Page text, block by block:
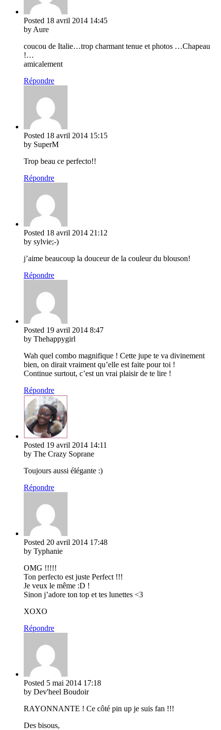
Posted 18 avril 2014 14:45
by Aure
coucou de Italie…trop charmant tenue et photos …Chapeau
!…
amicalement
Répondre
Posted 18 avril 2014 15:15
by SuperM
Trop beau ce perfecto!!
Répondre
Posted 18 avril 2014 21:12
by sylvie;-)
j’aime beaucoup la douceur de la couleur du blouson!
Répondre
Posted 19 avril 2014 8:47
by Thehappygirl
Wah quel combo magnifique ! Cette jupe te va divinement
bien, on dirait vraiment qu’elle est faite pour toi !
Continue surtout, c’est un vrai plaisir de te lire !
Répondre
Posted 19 avril 2014 14:11
by The Crazy Soprane
Toujours aussi élégante :)
Répondre
Posted 20 avril 2014 17:48
by Typhanie
OMG !!!!!
Ton perfecto est juste Perfect !!!
Je veux le même :D !
Sinon j’adore ton top et tes lunettes <3
XOXO
Répondre
Posted 5 mai 2014 17:18
by Dev'heel Boudoir
RAYONNANTE ! Ce côté pin up je suis fan !!!
Des bisous,